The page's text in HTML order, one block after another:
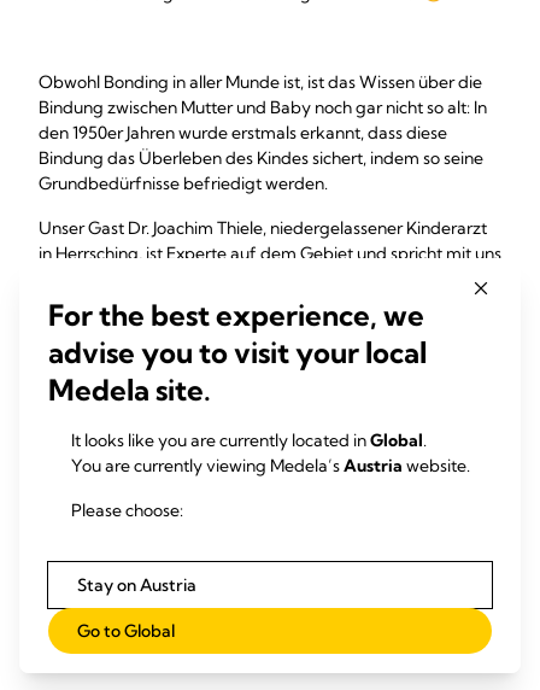
Obwohl Bonding in aller Munde ist, ist das Wissen über die
Bindung zwischen Mutter und Baby noch gar nicht so alt: In
den 1950er Jahren wurde erstmals erkannt, dass diese
Bindung das Überleben des Kindes sichert, indem so seine
Grundbedürfnisse befriedigt werden.
Unser Gast Dr. Joachim Thiele, niedergelassener Kinderarzt
in Herrsching, ist Experte auf dem Gebiet und spricht mit uns
darüber wie man Bonding als Erfolgsfaktor nutzen kann und
auf was man achten sollte. Außerdem gibt es
Einflussfaktoren die zu berücksichtigen sind, z.B. psychische,
biografische und gesellschaftliche Faktoren, die sich negativ
wie auch positiv auf das Bonding auswirken können.
Bonding hat aber noch mehr Dimensionen: Auch Väter
Familien können mit Rat und Tat zur Seite stehen und die
werden können.
Spotify, Apple Podcast
For the best experience, we
advise you to visit your local
Medela site.
It looks like you are currently located inGlobal.
You are currently viewing Medela’sAustria website.
Please choose:
Stay on Austria
Go to Global